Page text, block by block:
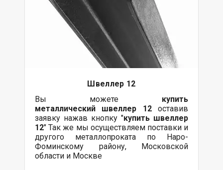
Швеллер 12
Вы можете купить
металлический швеллер 12оставив
заявку нажав кнопку "купить швеллер
12" Так же мы осуществляем поставки и
другого металлопроката по Наро-
Фоминскому району, Московской
области и Москве